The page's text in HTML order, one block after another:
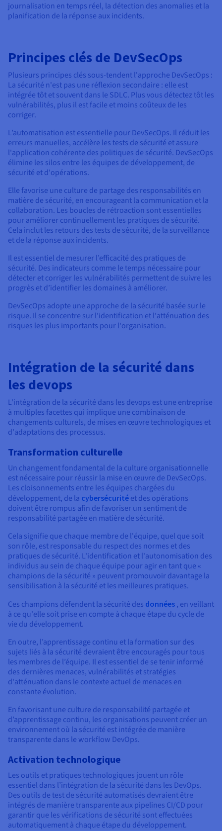
journalisation en temps réel, la détection des anomalies et la
planification de la réponse aux incidents.
Principes clés de DevSecOps
Plusieurs principes clés sous-tendent l'approche DevSecOps :
La sécurité n'est pas une réflexion secondaire : elle est
intégrée tôt et souvent dans le SDLC. Plus vous détectez tôt les
vulnérabilités, plus il est facile et moins coûteux de les
corriger.
L’automatisation est essentielle pour DevSecOps. Il réduit les
erreurs manuelles, accélère les tests de sécurité et assure
l'application cohérente des politiques de sécurité. DevSecOps
élimine les silos entre les équipes de développement, de
sécurité et d'opérations.
Elle favorise une culture de partage des responsabilités en
matière de sécurité, en encourageant la communication et la
collaboration. Les boucles de rétroaction sont essentielles
pour améliorer continuellement les pratiques de sécurité.
Cela inclut les retours des tests de sécurité, de la surveillance
et de la réponse aux incidents.
Il est essentiel de mesurer l’efficacité des pratiques de
sécurité. Des indicateurs comme le temps nécessaire pour
détecter et corriger les vulnérabilités permettent de suivre les
progrès et d’identifier les domaines à améliorer.
DevSecOps adopte une approche de la sécurité basée sur le
risque. Il se concentre sur l'identification et l'atténuation des
risques les plus importants pour l'organisation.
Intégration de la sécurité dans
les devops
L'intégration de la sécurité dans les devops est une entreprise
à multiples facettes qui implique une combinaison de
changements culturels, de mises en œuvre technologiques et
d'adaptations des processus.
Transformation culturelle
Un changement fondamental de la culture organisationnelle
est nécessaire pour réussir la mise en œuvre de DevSecOps.
Les cloisonnements entre les équipes chargées du
développement, de la cybersécurité et des opérations
doivent être rompus afin de favoriser un sentiment de
responsabilité partagée en matière de sécurité.
Cela signifie que chaque membre de l'équipe, quel que soit
son rôle, est responsable du respect des normes et des
pratiques de sécurité. L'identification et l'autonomisation des
individus au sein de chaque équipe pour agir en tant que «
champions de la sécurité » peuvent promouvoir davantage la
sensibilisation à la sécurité et les meilleures pratiques.
Ces champions défendent la sécurité des données , en veillant
à ce qu'elle soit prise en compte à chaque étape du cycle de
vie du développement.
En outre, l’apprentissage continu et la formation sur des
sujets liés à la sécurité devraient être encouragés pour tous
les membres de l’équipe. Il est essentiel de se tenir informé
des dernières menaces, vulnérabilités et stratégies
d'atténuation dans le contexte actuel de menaces en
constante évolution.
En favorisant une culture de responsabilité partagée et
d’apprentissage continu, les organisations peuvent créer un
environnement où la sécurité est intégrée de manière
transparente dans le workflow DevOps.
Activation technologique
Les outils et pratiques technologiques jouent un rôle
essentiel dans l’intégration de la sécurité dans les DevOps.
Des outils de test de sécurité automatisés devraient être
intégrés de manière transparente aux pipelines CI/CD pour
garantir que les vérifications de sécurité sont effectuées
automatiquement à chaque étape du développement.